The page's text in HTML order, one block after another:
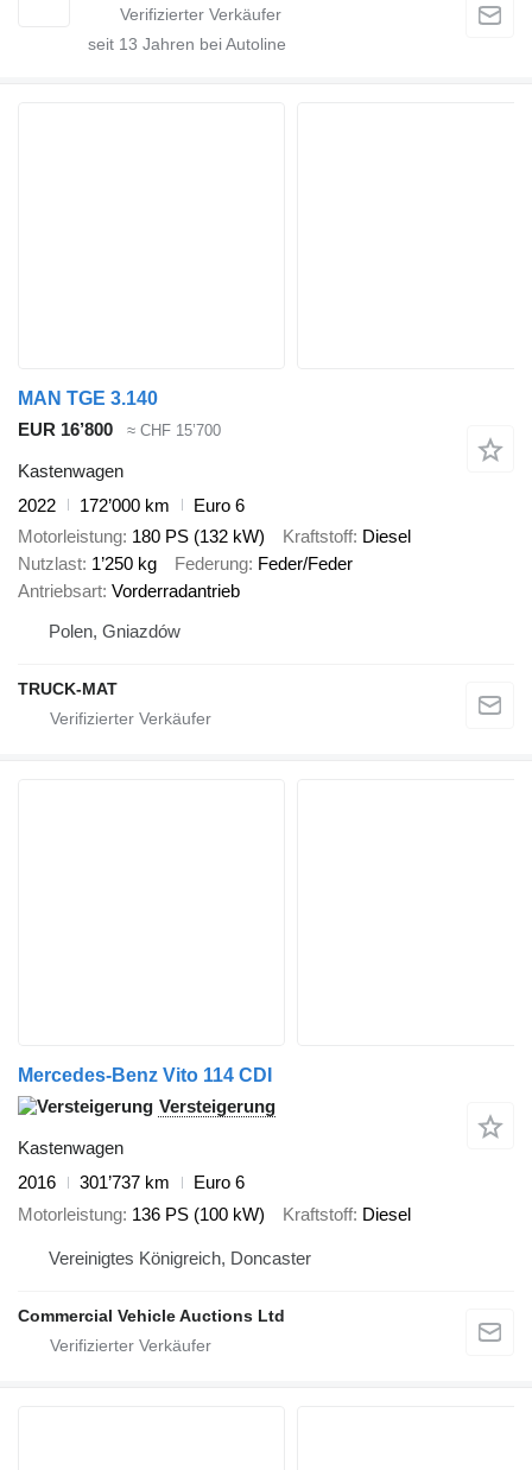
seit 13 Jahren bei Autoline
MAN TGE 3.140
EUR 16’800
≈ CHF 15’700
Kastenwagen
2022
172’000 km
Euro 6
Motorleistung 180 PS (132 kW) Kraftstoff Diesel
Nutzlast 1’250 kg Federung Feder/Feder
Antriebsart Vorderradantrieb
Polen, Gniazdów
TRUCK-MAT
Mercedes-Benz Vito 114 CDI
Versteigerung
Kastenwagen
2016
301’737 km
Euro 6
Motorleistung 136 PS (100 kW) Kraftstoff Diesel
Vereinigtes Königreich, Doncaster
Commercial Vehicle Auctions Ltd